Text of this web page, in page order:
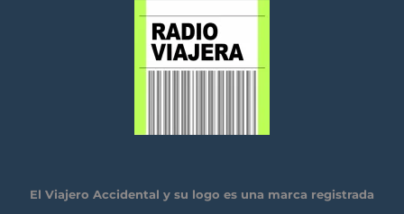
El Viajero Accidental y su logo es una marca registrada